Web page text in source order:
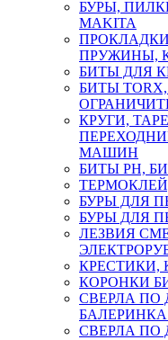
БУРЫ,
MAKITA
ПРУЖИНЫ,
БИТЫ ДЛЯ
БИТЫ
КРУГИ,
МАШИН
БИТЫ PH,
БУРЫ ДЛЯ
БУРЫ ДЛЯ
ЛЕЗВИЯ
КРЕСТИКИ,
КОРОНКИ
СВЕРЛА ПО
СВЕРЛА ПО